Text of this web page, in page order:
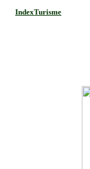
IndexTurisme